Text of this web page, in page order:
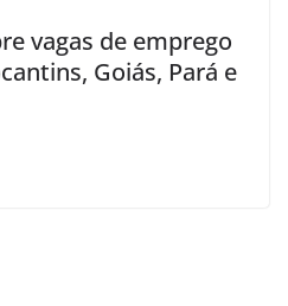
vagas de emprego
Goiás, Pará e